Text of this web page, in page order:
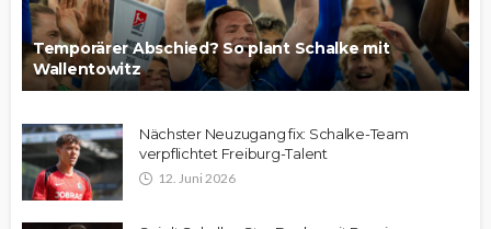
Temporärer Abschied? So plant Schalke mit
Wallentowitz
Nächster Neuzugang fix: Schalke-Team
verpflichtet Freiburg-Talent
12. Juni 2026